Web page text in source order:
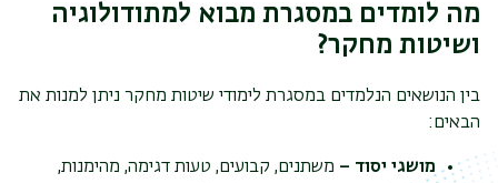
מה לומדים במסגרת מבוא למתודולוגיה
ושיטות מחקר?
בין הנושאים הנלמדים במסגרת לימודי שיטות מחקר ניתן למנות את
הבאים:
מושגי יסוד – משתנים, קבועים, טעות דגימה, מהימנות,